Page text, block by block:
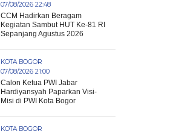
07/08/2026 22:48
CCM Hadirkan Beragam
Kegiatan Sambut HUT Ke-81 RI
Sepanjang Agustus 2026
KOTA BOGOR
07/08/2026 21:00
Calon Ketua PWI Jabar
Hardiyansyah Paparkan Visi-
Misi di PWI Kota Bogor
KOTA BOGOR